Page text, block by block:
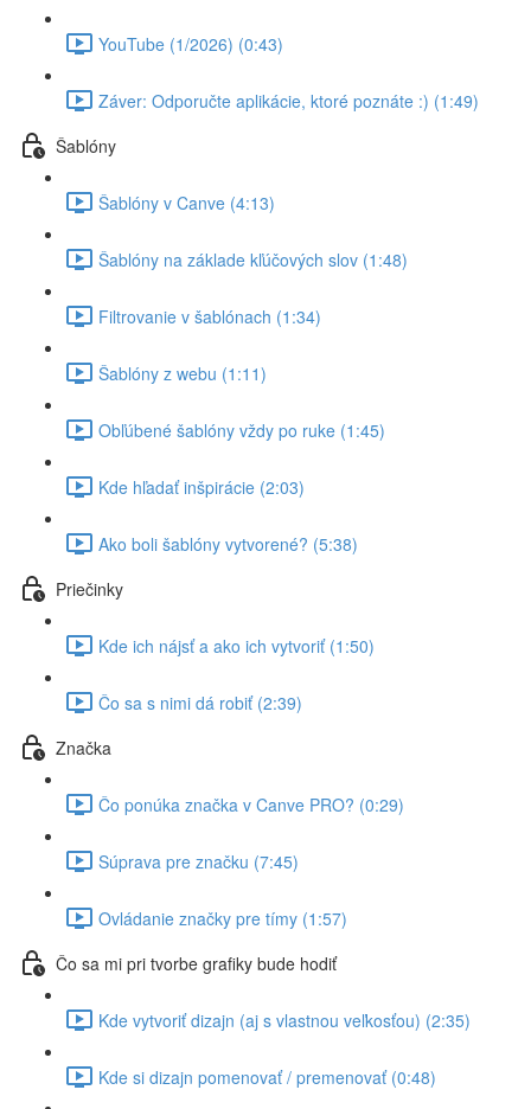
YouTube (1/2026) (0:43)
Záver: Odporučte aplikácie, ktoré poznáte :) (1:49)
Šablóny
Šablóny v Canve (4:13)
Šablóny na základe kľúčových slov (1:48)
Filtrovanie v šablónach (1:34)
Šablóny z webu (1:11)
Obľúbené šablóny vždy po ruke (1:45)
Kde hľadať inšpirácie (2:03)
Ako boli šablóny vytvorené? (5:38)
Priečinky
Kde ich nájsť a ako ich vytvoriť (1:50)
Čo sa s nimi dá robiť (2:39)
Značka
Čo ponúka značka v Canve PRO? (0:29)
Súprava pre značku (7:45)
Ovládanie značky pre tímy (1:57)
Čo sa mi pri tvorbe grafiky bude hodiť
Kde vytvoriť dizajn (aj s vlastnou veľkosťou) (2:35)
Kde si dizajn pomenovať / premenovať (0:48)